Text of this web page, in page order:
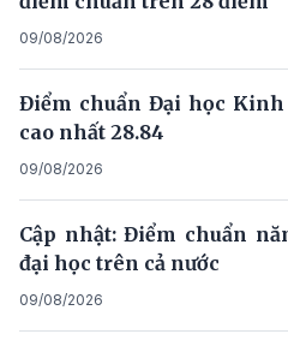
09/08/2026
Điểm chuẩn Đại học Kinh
cao nhất 28.84
09/08/2026
Cập nhật: Điểm chuẩn
đại học trên cả nước
09/08/2026